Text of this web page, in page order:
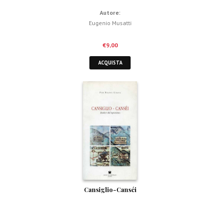
Autore:
Eugenio Musatti
€9,00
ACQUISTA
Cansiglio-Canséi